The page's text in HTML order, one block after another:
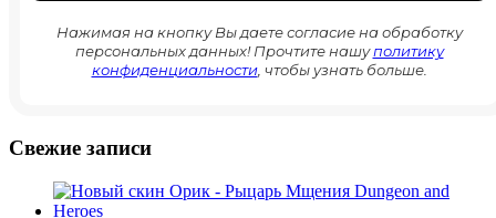
Нажимая на кнопку Вы даете согласие на обработку
персональных данных! Прочтите нашуполитику
конфиденциальности, чтобы узнать больше.
Свежие записи